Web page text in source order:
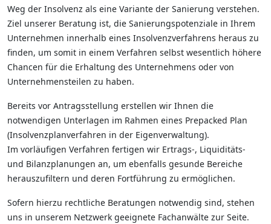
Weg der Insolvenz als eine Variante der Sanierung verstehen.
Ziel unserer Beratung ist, die Sanierungspotenziale in Ihrem
Unternehmen innerhalb eines Insolvenzverfahrens heraus zu
finden, um somit in einem Verfahren selbst wesentlich höhere
Chancen für die Erhaltung des Unternehmens oder von
Unternehmensteilen zu haben.
Bereits vor Antragsstellung erstellen wir Ihnen die
notwendigen Unterlagen im Rahmen eines Prepacked Plan
(Insolvenzplanverfahren in der Eigenverwaltung).
Im vorläufigen Verfahren fertigen wir Ertrags-, Liquiditäts-
und Bilanzplanungen an, um ebenfalls gesunde Bereiche
herauszufiltern und deren Fortführung zu ermöglichen.
Sofern hierzu rechtliche Beratungen notwendig sind, stehen
uns in unserem Netzwerk geeignete Fachanwälte zur Seite.